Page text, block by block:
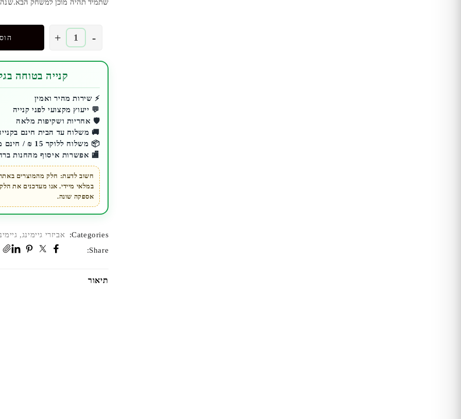
שתמיד תהיה מוכן למשחק הבא.שנה
-
כמות
של
עמדת
טעינה
|
Controller
PS5
|
+
קנייה בטוחה
⚡ שירות מהיר ואמין
💬 ייעוץ מקצועי לפני קנייה
🛡️ אחריות ושקיפות מלאה
🚚 משלוח עד הבית חינם בקנייה מעל 200 ₪
📦 משלוח ללוקר 15 ₪ / חינם מעל 200 ₪
🏬 אפשרות איסוף מהחנות
חשוב לדעת: חלק מהמוצרים באתר
במלאי מיידי. אנו מעדכנים את
אספקה שונה.
Categories: אביזרי גיימינג,
Share:
תיאור